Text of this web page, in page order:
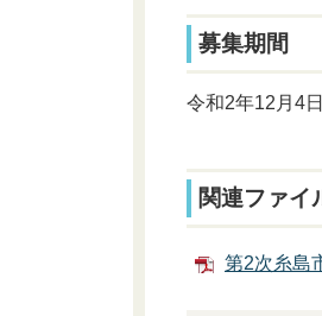
募集期間
令和2年12月4
関連ファイ
第2次糸島